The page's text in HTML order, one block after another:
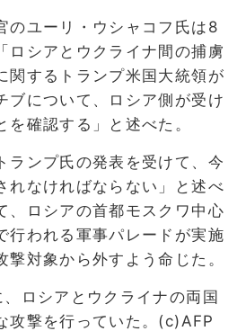
のユーリ・ウシャコフ氏は8
ロシアとウクライナ間の捕虜
関するトランプ米国大統領が
ブについて、ロシア側が受け
を確認する」と述べた。
ランプ氏の発表を受けて、今
れなければならない」と述べ
、ロシアの首都モスクワ中心
行われる軍事パレードが実施
撃対象から外すよう命じた。
ロシアとウクライナの両国
攻撃を行っていた。(c)AFP